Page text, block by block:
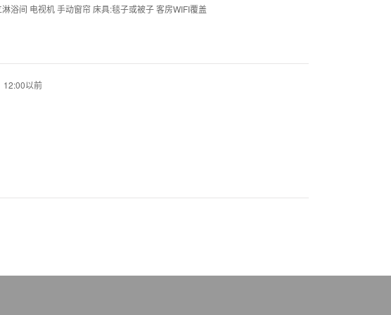
浴间 电视机 手动窗帘 床具:毯子或被子 客房WIFI覆盖
12:00以前